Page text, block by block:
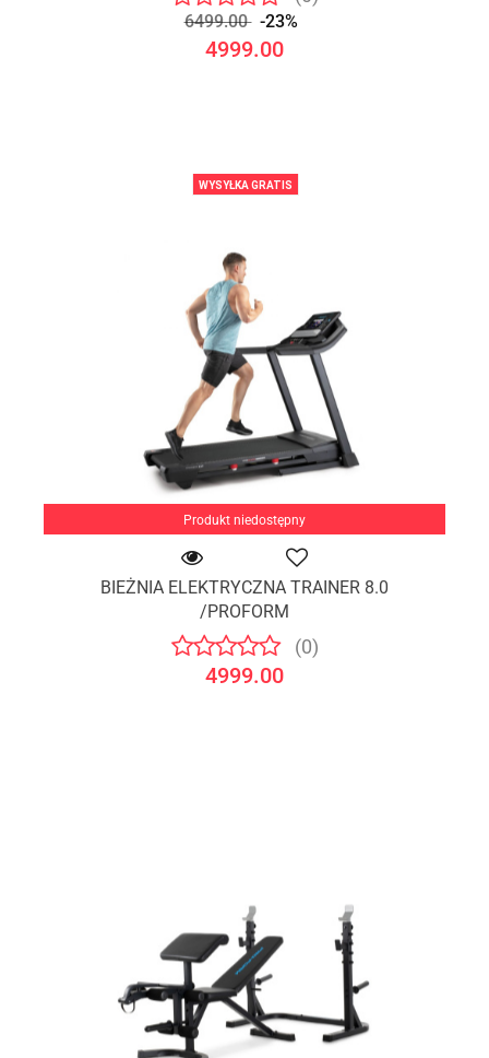
6499.00 -23%
4999.00
WYSYŁKA GRATIS
Produkt niedostępny
BIEŻNIA ELEKTRYCZNA TRAINER 8.0
/PROFORM
(0)
4999.00